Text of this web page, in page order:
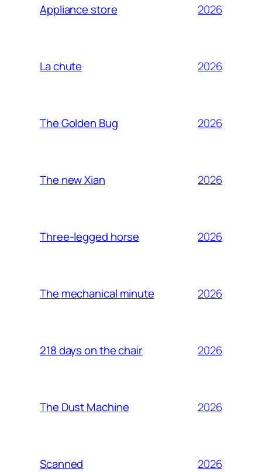
Appliance store 2026
La chute 2026
The Golden Bug 2026
The new Xian 2026
Three-legged horse 2026
The mechanical minute 2026
218 days on the chair 2026
The Dust Machine 2026
Scanned 2026